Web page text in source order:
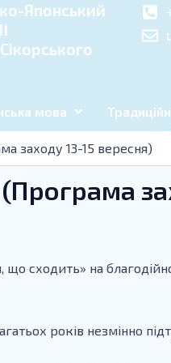
Японський
мова
заходу 13-15 вересня)
що сходить» на
років незмінно